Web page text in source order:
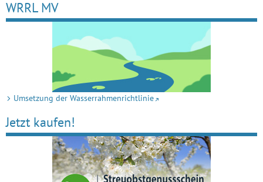
WRRL MV
Umsetzung der Wasserrahmenrichtlinie
Jetzt kaufen!